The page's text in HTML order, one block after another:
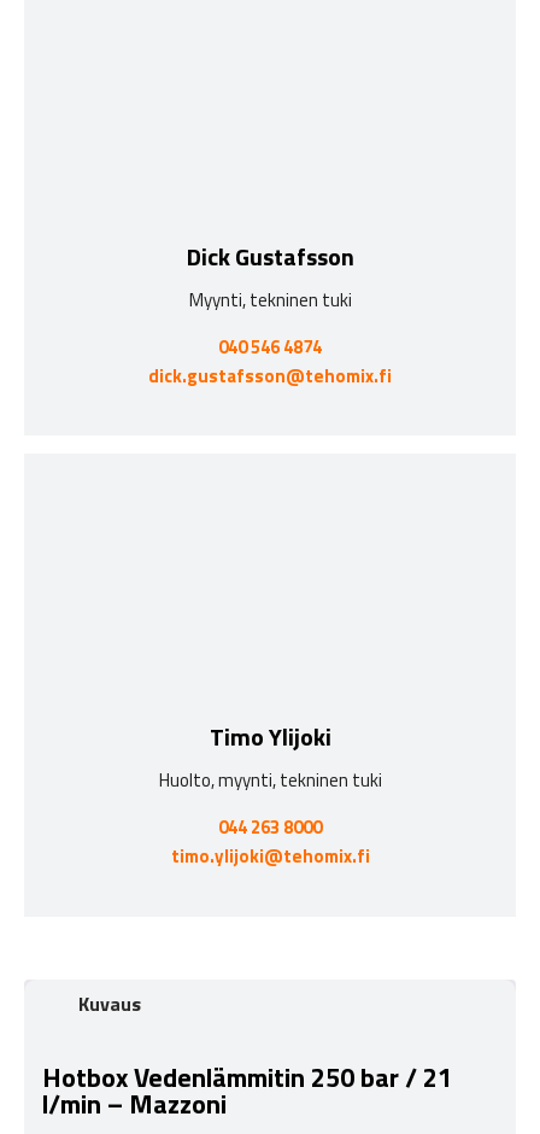
Dick Gustafsson
Myynti, tekninen tuki
040 546 4874
dick.gustafsson@tehomix.fi
Timo Ylijoki
Huolto, myynti, tekninen tuki
044 263 8000
timo.ylijoki@tehomix.fi
Kuvaus
Hotbox Vedenlämmitin 250 bar / 21
l/min – Mazzoni